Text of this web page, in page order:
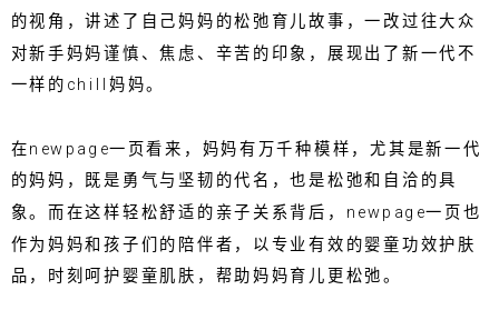
的视角，讲述了自己妈妈的松弛育儿故事，一改过往大众
对新手妈妈谨慎、焦虑、辛苦的印象，展现出了新一代不
一样的chill妈妈。
在newpage一页看来，妈妈有万千种模样，尤其是新一代
的妈妈，既是勇气与坚韧的代名，也是松弛和自洽的具
象。而在这样轻松舒适的亲子关系背后，newpage一页也
作为妈妈和孩子们的陪伴者，以专业有效的婴童功效护肤
品，时刻呵护婴童肌肤，帮助妈妈育儿更松弛。